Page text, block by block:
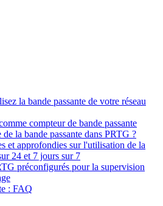
la bande passante de votre réseau
compteur de bande passante
la bande passante dans PRTG ?
et approfondies sur l'utilisation de la
24 et 7 jours sur 7
préconfigurés pour la supervision
: FAQ